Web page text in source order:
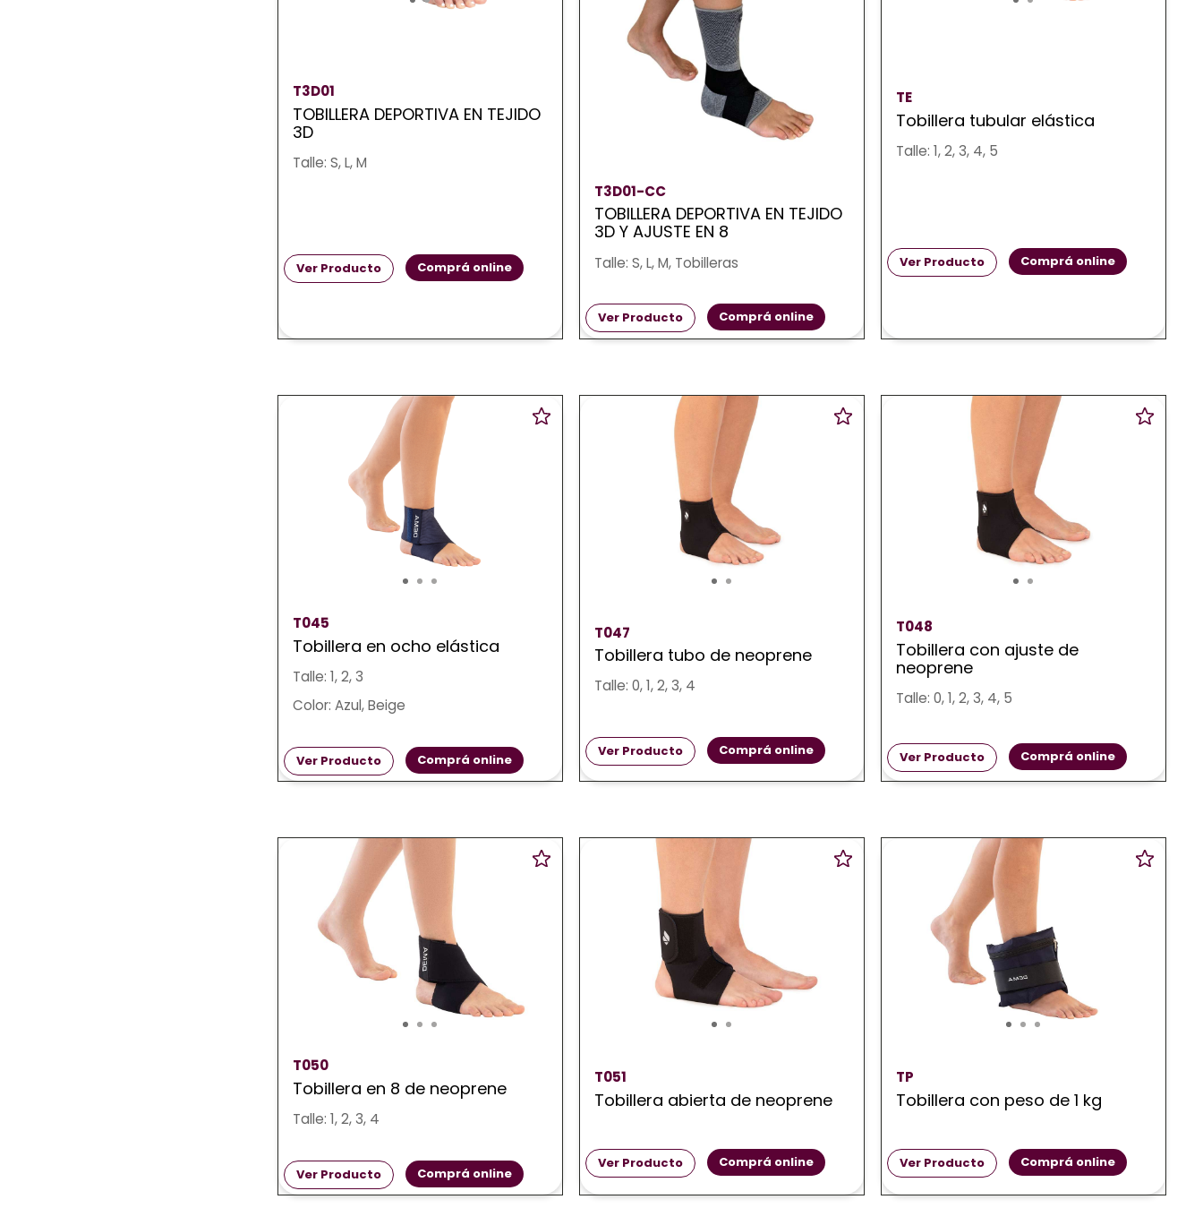
T3D01
TOBILLERA DEPORTIVA EN TEJIDO
3D
Talle: S, L, M
Ver Producto Comprá online
T3D01-CC
TOBILLERA DEPORTIVA EN TEJIDO
3D Y AJUSTE EN 8
Talle: S, L, M, Tobilleras
Ver Producto Comprá online
TE
Tobillera tubular elástica
Talle: 1, 2, 3, 4, 5
Ver Producto Comprá online
T045
Tobillera en ocho elástica
Talle: 1, 2, 3
Color: Azul, Beige
Ver Producto Comprá online
T047
Tobillera tubo de neoprene
Talle: 0, 1, 2, 3, 4
Ver Producto Comprá online
T048
Tobillera con ajuste de
neoprene
Talle: 0, 1, 2, 3, 4, 5
Ver Producto Comprá online
T050
Tobillera en 8 de neoprene
Talle: 1, 2, 3, 4
Ver Producto Comprá online
T051
Tobillera abierta de neoprene
Ver Producto Comprá online
TP
Tobillera con peso de 1 kg
Ver Producto Comprá online